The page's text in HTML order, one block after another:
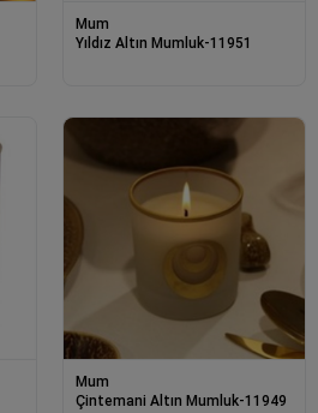
Mum
Yıldız Altın Mumluk-11951
Mum
Çintemani Altın Mumluk-11949